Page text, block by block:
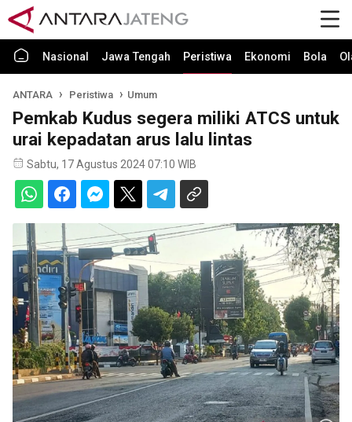
Nasional Jawa Tengah Peristiwa Ekonomi Bola
ANTARA Peristiwa Umum
Pemkab Kudus segera miliki ATCS untuk
urai kepadatan arus lalu lintas
Sabtu, 17 Agustus 2024 07:10 WIB